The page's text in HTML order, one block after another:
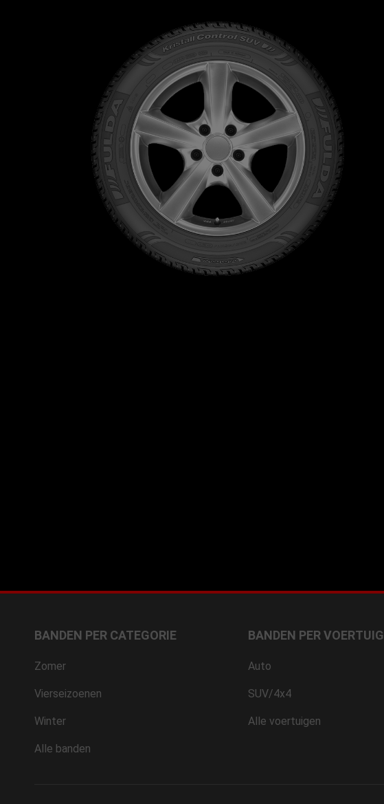
BANDEN PER CATEGORIE
Zomer
Vierseizoenen
Winter
Alle banden
BANDEN PER VOERTUIG
Auto
SUV/4x4
Alle voertuigen